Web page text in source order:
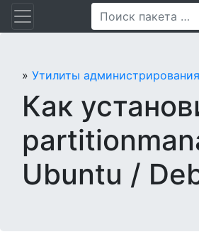
Перейти
» Утилиты администрирования
Как
Ubuntu /